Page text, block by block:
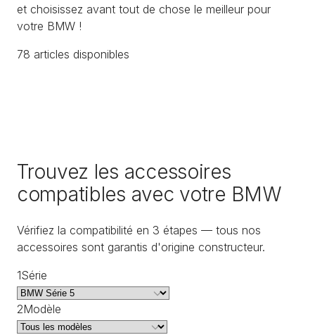
et choisissez avant tout de chose le meilleur pour
votre BMW !
78 articles disponibles
Trouvez les accessoires
compatibles avec votre BMW
Vérifiez la compatibilité en 3 étapes — tous nos
accessoires sont garantis d'origine constructeur.
1Série
2Modèle